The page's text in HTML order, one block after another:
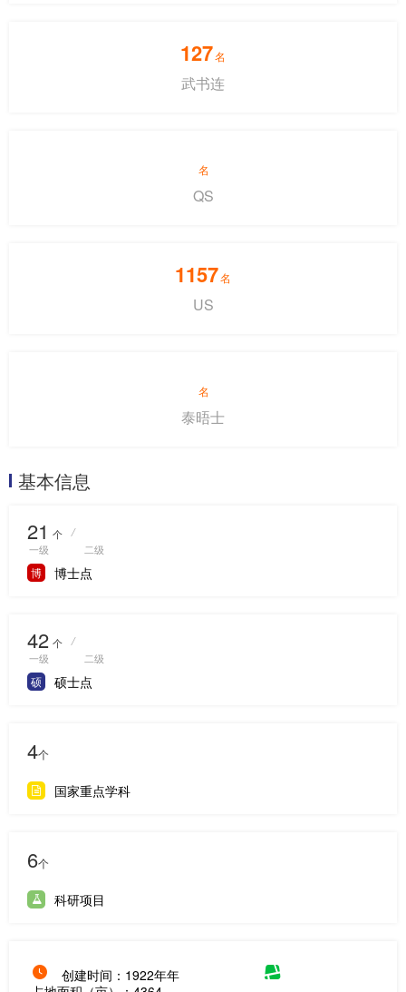
127名
武书连
名
QS
1157名
US
名
泰晤士
基本信息
21 个
一级
/
二级
博 博士点
42 个
一级
/
二级
硕 硕士点
4个
国家重点学科
6个
科研项目
创建时间：1922年年